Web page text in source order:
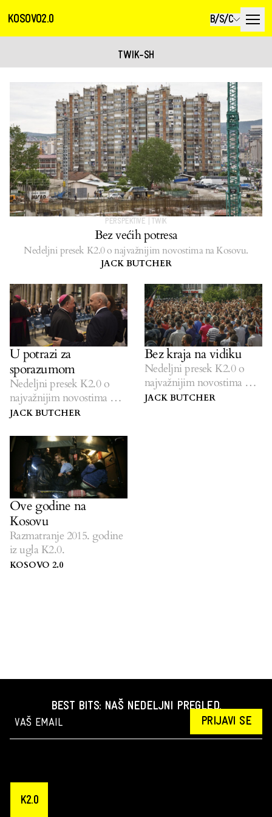
KOSOVO2.0 B/S/C
TWIK-SH
PERSPEKTIVE |TWIK
Bez većih potresa
Nedeljni presek K2.0 o najvažnijim novostima na Kosovu.
JACK BUTCHER
U potrazi za
sporazumom
Nedeljni presek K2.0 o
najvažnijim novostima na
Kosovu.
JACK BUTCHER
Bez kraja na vidiku
Nedeljni presek K2.0 o
najvažnijim novostima na
Kosovu.
JACK BUTCHER
Ove godine na
Kosovu
Razmatranje 2015. godine
iz ugla K2.0.
KOSOVO 2.0
BEST BITS: NAŠ NEDELJNI PREGLED.
PRIJAVI SE
K2.0